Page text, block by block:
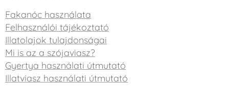
Fakanóc használata
Felhasználói tájékoztató
Illatolajok tulajdonságai
Mi is az a szójaviasz?
Gyertya használati útmutató
Illatviasz használati útmutató